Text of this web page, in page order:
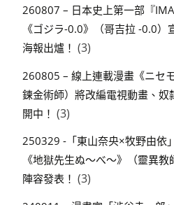
260807 – 日本史上第一部『
《ゴジラ-0.0》（哥吉拉 -0.0
海報出爐！ (3)
260805 – 線上連載漫畫《ニセ
鍊金術師）將改編電視動畫、
開中！ (3)
250329 -「東山奈央×牧野由依
《地獄先生ぬ～べ～》（靈異
陣容發表！ (3)